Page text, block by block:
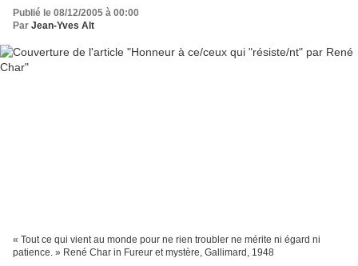
Publié le 08/12/2005 à 00:00
Par Jean-Yves Alt
« Tout ce qui vient au monde pour ne rien troubler ne mérite ni égard ni
patience. » René Char in Fureur et mystère, Gallimard, 1948